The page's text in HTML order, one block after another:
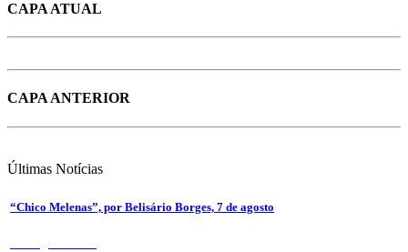
CAPA ATUAL
CAPA ANTERIOR
Últimas Notícias
“Chico Melenas”, por Belisário Borges, 7 de agosto